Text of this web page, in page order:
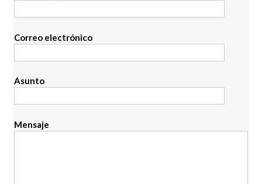
Correo electrónico
Asunto
Mensaje